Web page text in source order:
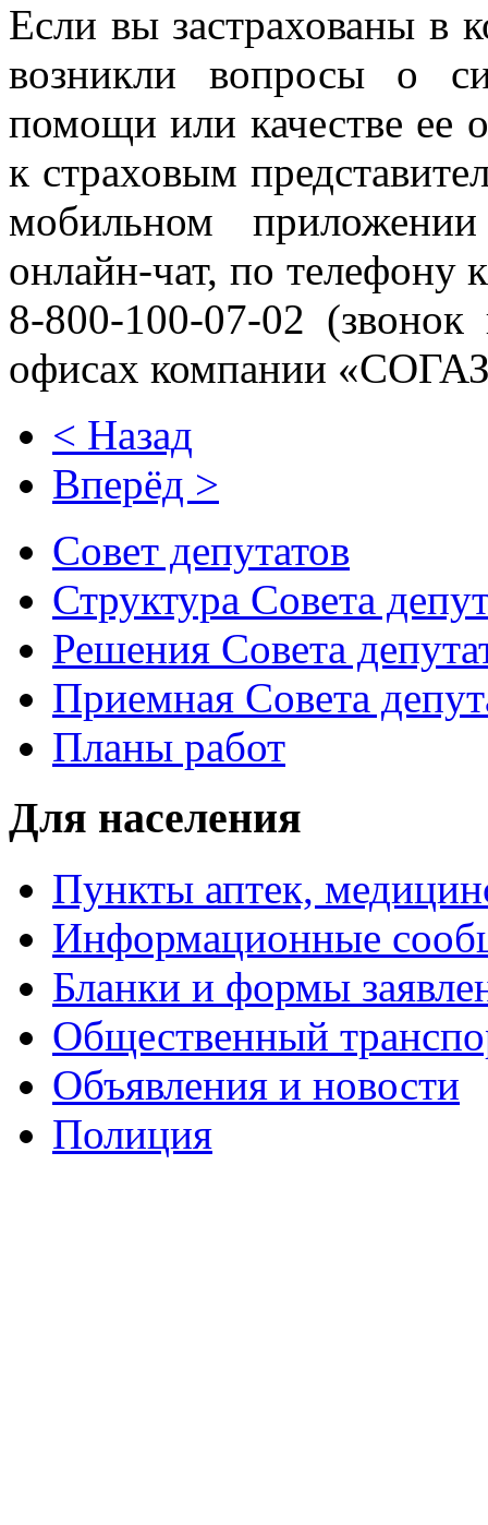
Если вы застрахованы
возникли вопросы о
помощи или качестве ее
к страховым
мобильном
онлайн-чат, по телефону
8-800-100-07-02
офисах компании
< Назад
Вперёд >
Совет депутатов
Структура Совета
Решения Совета
Приемная Совета
Планы работ
Для населения
Пункты аптек,
Информационные
Бланки и формы
Общественный
Объявления и новости
Полиция